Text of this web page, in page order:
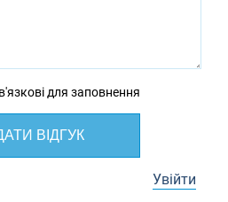
для заповнення
ВІДГУК
Увійти